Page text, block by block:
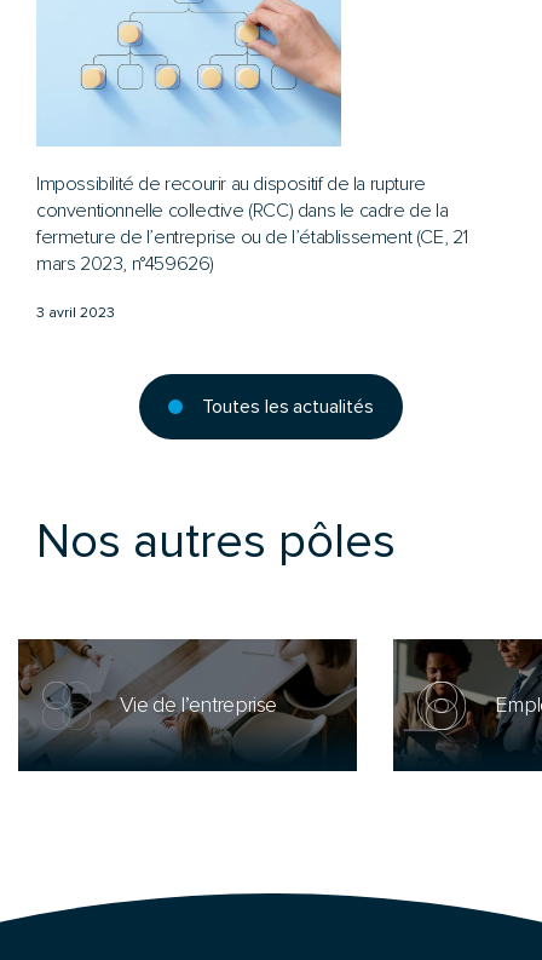
Toutes les actualités
Impossibilité de recourir au dispositif de la rupture
conventionnelle collective (RCC) dans le cadre de la
fermeture de l’entreprise ou de l’établissement (CE, 21
mars 2023, n°459626)
3 avril 2023
Nos autres pôles
Vie de l’entreprise